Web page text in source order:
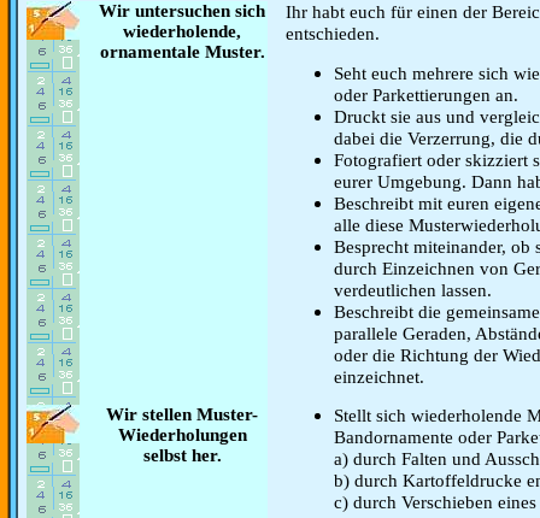
Wir untersuchen sich
wiederholende,
ornamentale Muster.
Ihr habt euch für einen der
entschieden.
Seht euch mehrere sich
oder Parkettierungen an.
Druckt sie aus und
dabei die Verzerrung, die
Fotografiert oder skizziert
eurer Umgebung. Dann
Beschreibt mit euren
alle diese
Besprecht miteinander,
durch Einzeichnen von
verdeutlichen lassen.
Beschreibt die
parallele Geraden,
oder die Richtung der
einzeichnet.
Wir stellen Muster-
Wiederholungen
selbst her.
Stellt sich wiederholende
Bandornamente oder
a) durch Falten und
b) durch Kartoffeldrucke
c) durch Verschieben